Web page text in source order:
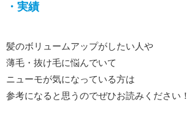
・実績
髪のボリュームアップがしたい人や
薄毛・抜け毛に悩んでいて
ニューモが気になっている方は
参考になると思うのでぜひお読みください！